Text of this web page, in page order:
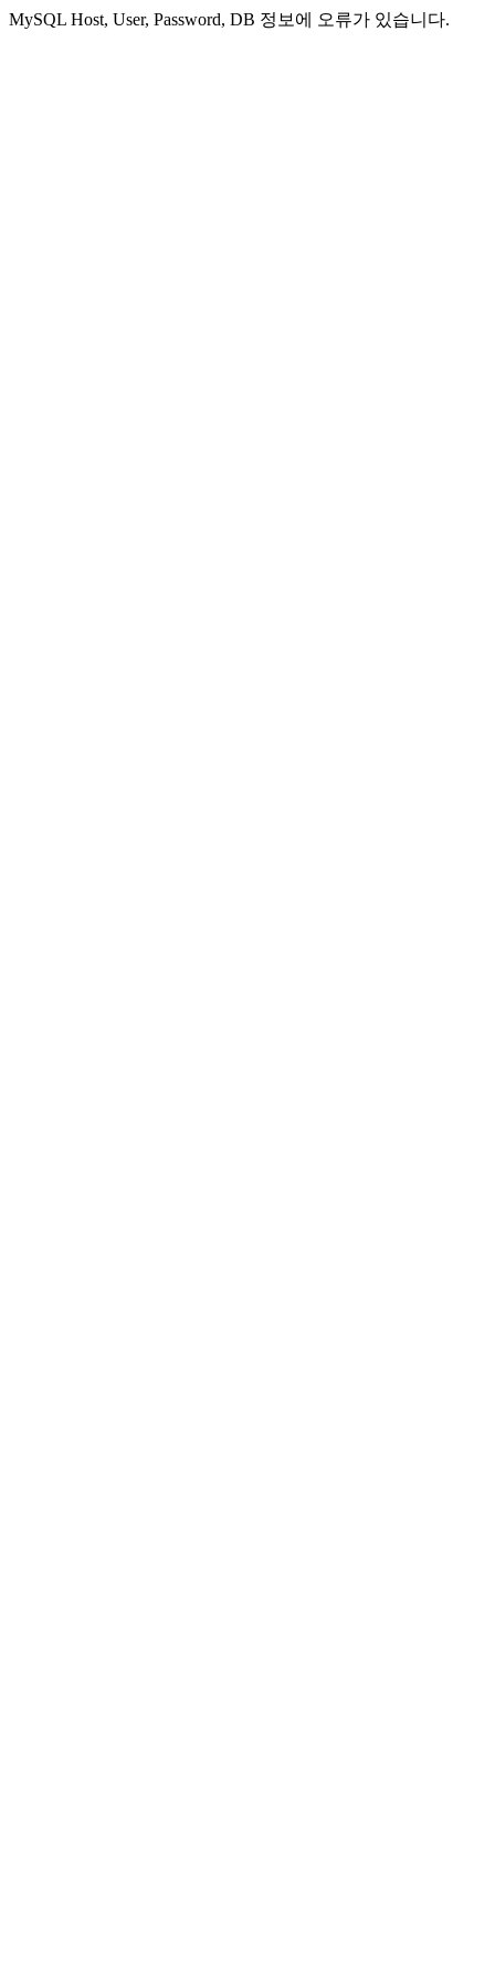
MySQL Host, User, Password, DB 정보에 오류가 있습니다.